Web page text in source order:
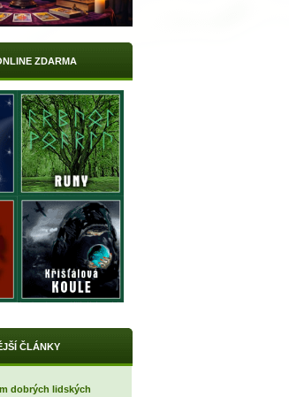
ZDARMA
ČLÁNKY
dobrých lidských